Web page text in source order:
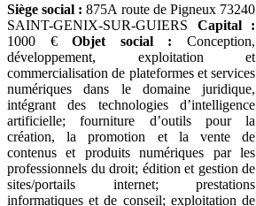
Siège social : 875A route de Pigneux 73240
SAINT-GENIX-SUR-GUIERS Capital :
1000 €Objet social : Conception,
développement, exploitation et
commercialisation de plateformes et services
numériques dans le domaine juridique,
intégrant des technologies d’intelligence
artificielle; fourniture d’outils pour la
création, la promotion et la vente de
contenus et produits numériques par les
professionnels du droit; édition et gestion de
sites/portails internet; prestations
informatiques et de conseil; exploitation de